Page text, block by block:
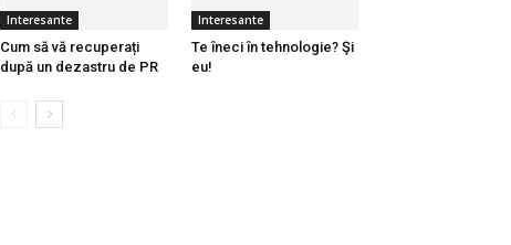
Interesante
Cum să vă recuperați
după un dezastru de PR
Interesante
Te îneci în tehnologie? Şi
eu!